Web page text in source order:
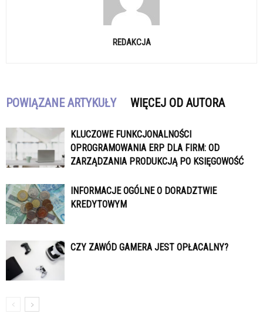
REDAKCJA
POWIĄZANE ARTYKUŁY WIĘCEJ OD AUTORA
KLUCZOWE FUNKCJONALNOŚCI
OPROGRAMOWANIA ERP DLA FIRM: OD
ZARZĄDZANIA PRODUKCJĄ PO KSIĘGOWOŚĆ
INFORMACJE OGÓLNE O DORADZTWIE
KREDYTOWYM
CZY ZAWÓD GAMERA JEST OPŁACALNY?